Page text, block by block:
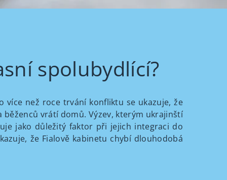
spolubydlící?
více než roce trvání konfliktu se ukazuje, že
vrátí domů. Výzev, kterým ukrajinští
jako důležitý faktor při jejich integraci do
že Fialově kabinetu chybí dlouhodobá